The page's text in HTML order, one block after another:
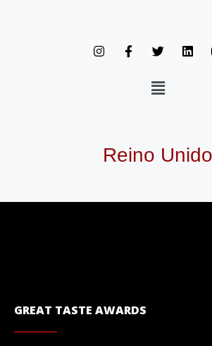
Reino Unido
GREAT TASTE AWARDS